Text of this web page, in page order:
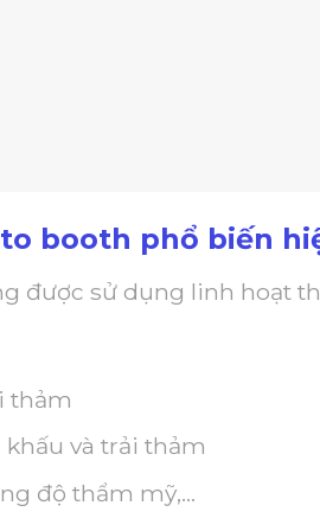
booth phổ biến
được sử dụng linh hoạt
thảm
khấu và trải thảm
độ thẩm mỹ,…